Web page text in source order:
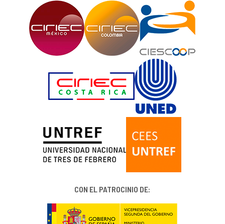
CON EL PATROCINIO DE: